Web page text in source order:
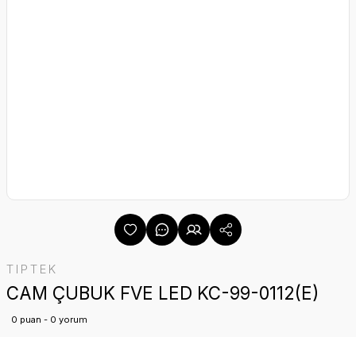
TIPTEK
CAM ÇUBUK FVE LED KC-99-0112(E)
0 puan - 0 yorum